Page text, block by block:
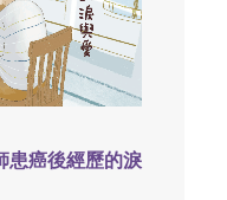
癌後經歷的淚